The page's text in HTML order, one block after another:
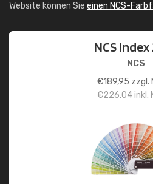
Website können Sie einen NCS-
NCS Index
NCS
€189,95 zzgl.
€226,04inkl.